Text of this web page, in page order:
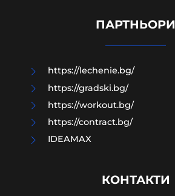
Кръвопролитен мир!
ПАРТНЬОРИ
https://lechenie.bg/
https://gradski.bg/
https://workout.bg/
https://contract.bg/
IDEAMAX
КОНТАКТИ